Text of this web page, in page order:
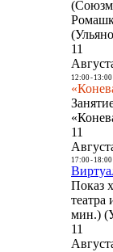
11
12:00- 13:00
11
17:00- 18:00
Показ
мин.)
11